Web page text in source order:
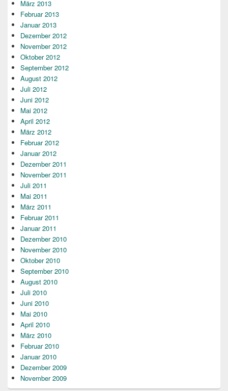
März 2013
Februar 2013
Januar 2013
Dezember 2012
November 2012
Oktober 2012
September 2012
August 2012
Juli 2012
Juni 2012
Mai 2012
April 2012
März 2012
Februar 2012
Januar 2012
Dezember 2011
November 2011
Juli 2011
Mai 2011
März 2011
Februar 2011
Januar 2011
Dezember 2010
November 2010
Oktober 2010
September 2010
August 2010
Juli 2010
Juni 2010
Mai 2010
April 2010
März 2010
Februar 2010
Januar 2010
Dezember 2009
November 2009